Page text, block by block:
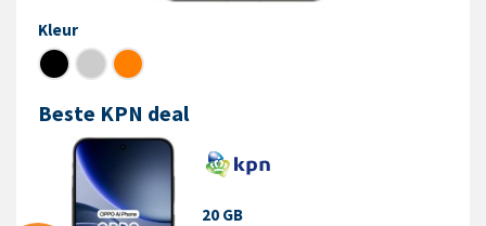
Kleur
Beste KPN deal
20 GB